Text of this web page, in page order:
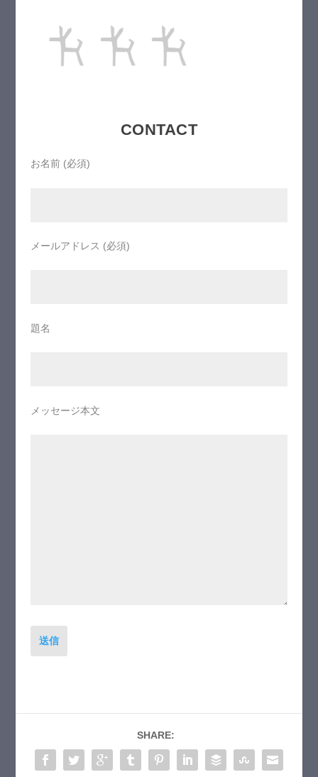
CONTACT
お名前 (必須)
メールアドレス (必須)
題名
メッセージ本文
送信
SHARE: